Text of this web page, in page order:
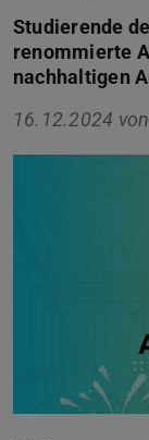
Studierende
renommierte
nachhaltigen
16.12.2024 von